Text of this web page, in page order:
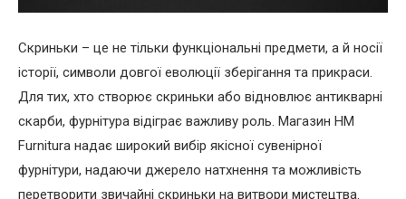
Скриньки – це не тільки функціональні предмети, а й носії
історії, символи довгої еволюції зберігання та прикраси.
Для тих, хто створює скриньки або відновлює антикварні
скарби, фурнітура відіграє важливу роль. Магазин HM
Furnitura надає широкий вибір якісної сувенірної
фурнітури, надаючи джерело натхнення та можливість
перетворити звичайні скриньки на витвори мистецтва.